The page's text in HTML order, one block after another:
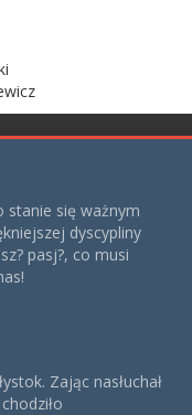
stanie się ważnym
dyscypliny
pasj?, co musi
Zając nasłuchał